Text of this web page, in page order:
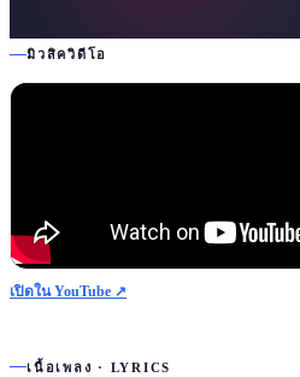
มิวสิควิดีโอ
เปิดใน YouTube ↗
เนื้อเพลง · LYRICS